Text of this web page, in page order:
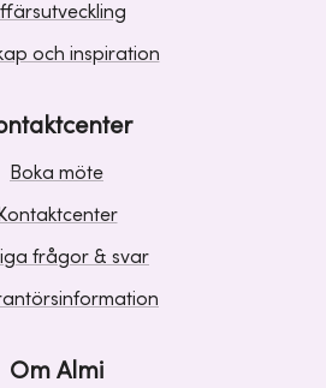
och inspiration
Boka möte
Kontaktcenter
frågor & svar
Om Almi